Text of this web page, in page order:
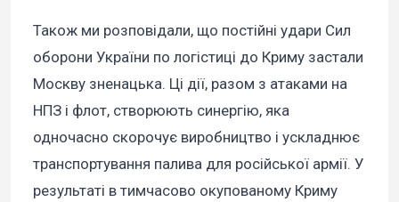
Також ми розповідали, що постійні удари Сил
оборони України по логістиці до Криму застали
Москву зненацька. Ці дії, разом з атаками на
НПЗ і флот, створюють синергію, яка
одночасно скорочує виробництво і ускладнює
транспортування палива для російської армії. У
результаті в тимчасово окупованому Криму